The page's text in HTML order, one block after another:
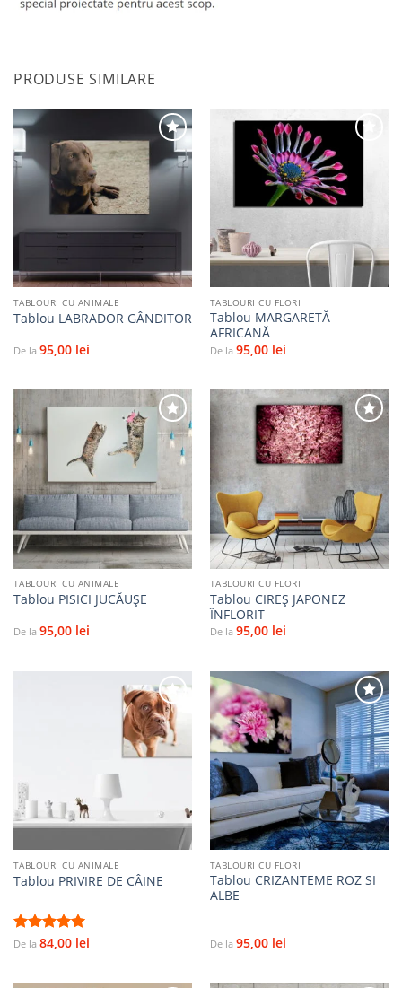
PRODUSE SIMILARE
Adaugă
favorite
TABLOURI CU ANIMALE
Tablou LABRADOR GÂNDITOR
De la 95,00 lei
Adaugă
favorite
TABLOURI CU FLORI
Tablou MARGARETĂ
AFRICANĂ
De la 95,00 lei
Adaugă
favorite
TABLOURI CU ANIMALE
Tablou PISICI JUCĂUŞE
De la 95,00 lei
Adaugă
favorite
TABLOURI CU FLORI
Tablou CIREȘ JAPONEZ
ÎNFLORIT
De la 95,00 lei
Adaugă
la
TABLOURI CU ANIMALE
Tablou PRIVIRE DE CÂINE
Evaluat la
De la 84,00 lei
Adaugă
la
favorite
TABLOURI CU FLORI
Tablou CRIZANTEME ROZ SI
ALBE
De la 95,00 lei